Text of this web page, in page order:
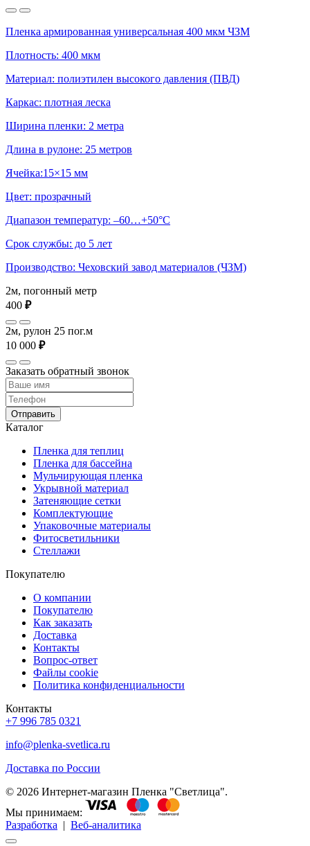
Пленка армированная универсальная 400 мкм ЧЗМ
Плотность: 400 мкм
Материал: полиэтилен высокого давления (ПВД)
Каркас: плотная леска
Ширина пленки: 2 метра
Длина в рулоне: 25 метров
Ячейка:15×15 мм
Цвет: прозрачный
Диапазон температур: –60…+50°С
Срок службы: до 5 лет
Производство: Чеховский завод материалов (ЧЗМ)
2м, погонный метр
400 ₽
2м, рулон 25 пог.м
10 000 ₽
Заказать обратный звонок
Отправить
Каталог
Пленка для теплиц
Пленка для бассейна
Мульчирующая пленка
Укрывной материал
Затеняющие сетки
Комплектующие
Упаковочные материалы
Фитосветильники
Стеллажи
Покупателю
О компании
Покупателю
Как заказать
Доставка
Контакты
Вопрос-ответ
Файлы cookie
Политика конфиденциальности
Контакты
+7 996 785 0321
info@plenka-svetlica.ru
Доставка по России
© 2026 Интернет-магазин Пленка "Светлица".
Мы принимаем:
Разработка | Веб-аналитика